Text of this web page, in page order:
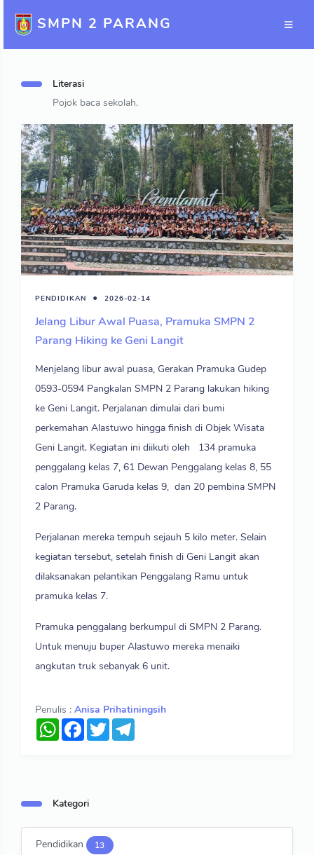
SMPN 2 PARANG
Literasi
Pojok baca sekolah.
PENDIDIKAN 2026-02-14
Jelang Libur Awal Puasa, Pramuka SMPN 2
Parang Hiking ke Geni Langit
Menjelang libur awal puasa, Gerakan Pramuka Gudep
0593-0594 Pangkalan SMPN 2 Parang lakukan hiking
ke Geni Langit. Perjalanan dimulai dari bumi
perkemahan Alastuwo hingga finish di Objek Wisata
Geni Langit. Kegiatan ini diikuti oleh 134 pramuka
penggalang kelas 7, 61 Dewan Penggalang kelas 8, 55
calon Pramuka Garuda kelas 9, dan 20 pembina SMPN
2 Parang.
Perjalanan mereka tempuh sejauh 5 kilo meter. Selain
kegiatan tersebut, setelah finish di Geni Langit akan
dilaksanakan pelantikan Penggalang Ramu untuk
pramuka kelas 7.
Pramuka penggalang berkumpul di SMPN 2 Parang.
Untuk menuju buper Alastuwo mereka menaiki
angkutan truk sebanyak 6 unit.
Penulis : Anisa Prihatiningsih
WhatsAppFacebook
Twitter
Kategori
Pendidikan 13